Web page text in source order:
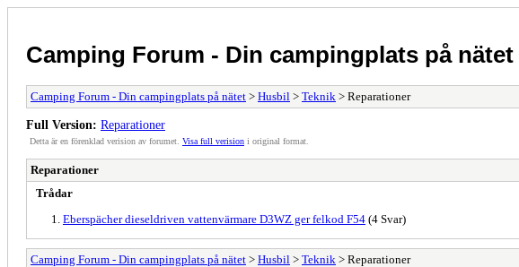
Camping Forum - Din campingplats på nätet
Camping Forum - Din campingplats på nätet > Husbil > Teknik > Reparationer
Full Version: Reparationer
Detta är en förenklad verision av forumet. Visa full verision i original format.
Reparationer
Trådar
Eberspächer dieseldriven vattenvärmare D3WZ ger felkod F54 (4 Svar)
Camping Forum - Din campingplats på nätet > Husbil > Teknik > Reparationer